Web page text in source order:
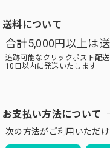
送料について
合計5,000円以上は
追跡可能なクリックポスト配送
10日以内に発送いたします
お支払い方法について
次の方法がご利用いただけ